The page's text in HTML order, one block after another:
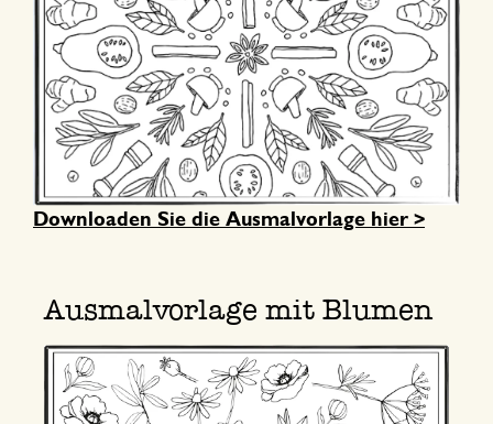
Downloaden Sie die Ausmalvorlage hier >
Ausmalvorlage mit Blumen